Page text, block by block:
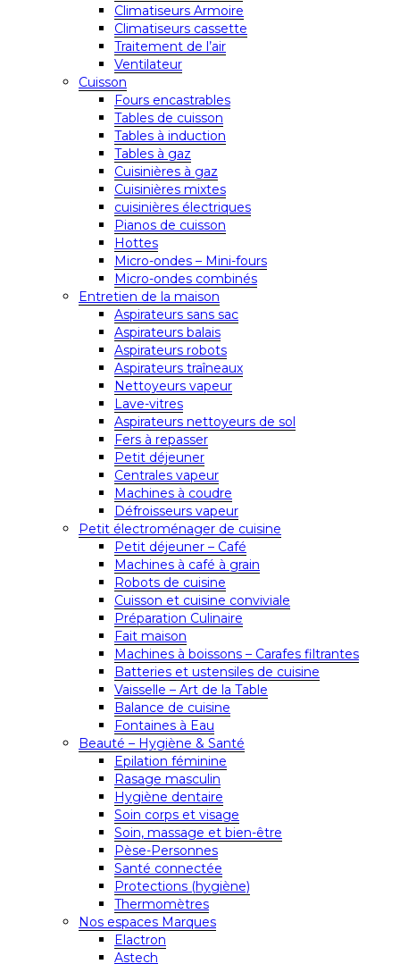
Climatiseurs Armoire
Climatiseurs cassette
Traitement de l’air
Ventilateur
Cuisson
Fours encastrables
Tables de cuisson
Tables à induction
Tables à gaz
Cuisinières à gaz
Cuisinières mixtes
cuisinières électriques
Pianos de cuisson
Hottes
Micro-ondes – Mini-fours
Micro-ondes combinés
Entretien de la maison
Aspirateurs sans sac
Aspirateurs balais
Aspirateurs robots
Aspirateurs traîneaux
Nettoyeurs vapeur
Lave-vitres
Aspirateurs nettoyeurs de sol
Fers à repasser
Petit déjeuner
Centrales vapeur
Machines à coudre
Défroisseurs vapeur
Petit électroménager de cuisine
Petit déjeuner – Café
Machines à café à grain
Robots de cuisine
Cuisson et cuisine conviviale
Préparation Culinaire
Fait maison
Machines à boissons – Carafes filtrantes
Batteries et ustensiles de cuisine
Vaisselle – Art de la Table
Balance de cuisine
Fontaines à Eau
Beauté – Hygiène & Santé
Epilation féminine
Rasage masculin
Hygiène dentaire
Soin corps et visage
Soin, massage et bien-être
Pèse-Personnes
Santé connectée
Protections (hygiène)
Thermomètres
Nos espaces Marques
Elactron
Astech